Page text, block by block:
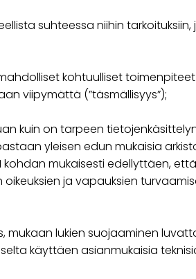
suhteessa niihin
kohtuulliset
viipymättä (”täsmällisyys”);
kuin on tarpeen
yleisen edun mukaisia
kohdan mukaisesti edellyttäen,
ja vapauksien
mukaan lukien suojaaminen
käyttäen asianmukaisia